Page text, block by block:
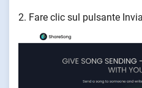
2. Fare clic sul pulsante